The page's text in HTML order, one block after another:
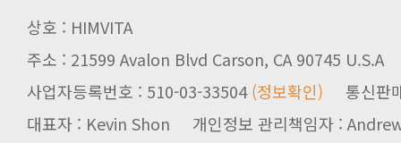
상호 : HIMVITA
주소 : 21599 Avalon Blvd Carson, CA 90745 U.S.A
사업자등록번호 : 510-03-33504(정보확인) 통신판
대표자 : Kevin Shon 개인정보 관리책임자 :